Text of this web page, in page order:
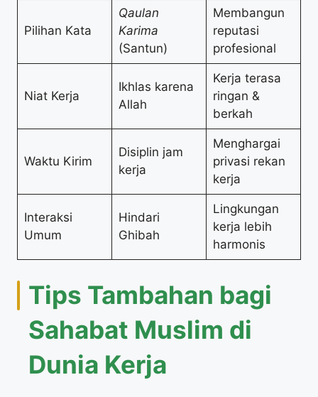
Pilihan Kata
Qaulan
Karima
(Santun)
Membangun
reputasi
profesional
Niat Kerja
Ikhlas karena
Allah
Kerja terasa
ringan &
berkah
Waktu Kirim
Disiplin jam
kerja
Menghargai
privasi rekan
kerja
Interaksi
Umum
Hindari
Ghibah
Lingkungan
kerja lebih
harmonis
Tips Tambahan bagi
Sahabat Muslim di
Dunia Kerja